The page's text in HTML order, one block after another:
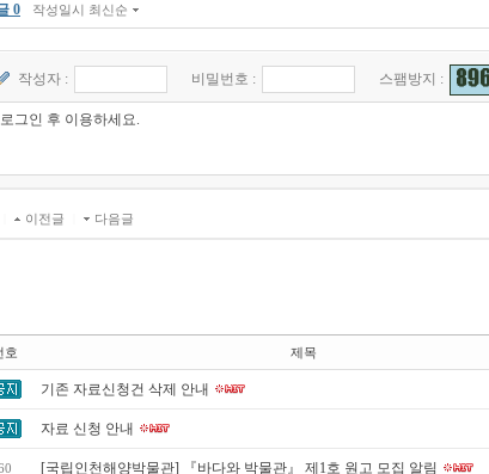
0 작성일시 최신순
작성자 : 비밀번호 : 스팸방지 :
이전글 다음글
호 제목
기존 자료신청건 삭제 안내
자료 신청 안내
[국립인천해양박물관] 『바다와 박물관』 제1호 원고 모집 알림